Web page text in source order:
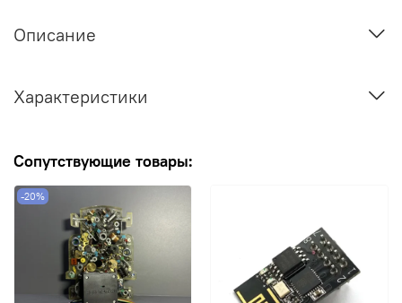
Описание
Характеристики
Сопутствующие товары:
-20%